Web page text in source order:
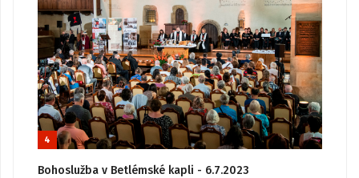
4
Bohoslužba v Betlémské kapli - 6.7.2023